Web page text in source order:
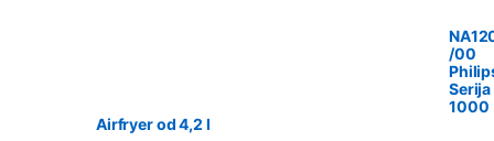
/00
Serija
1000
Airfryer od 4,2 l